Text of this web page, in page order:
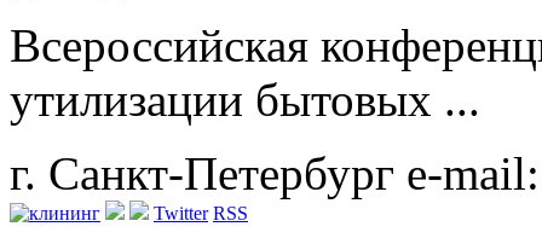
Всероссийская
утилизации бытовых ...
г. Санкт-Петербург e-
Twitter RSS